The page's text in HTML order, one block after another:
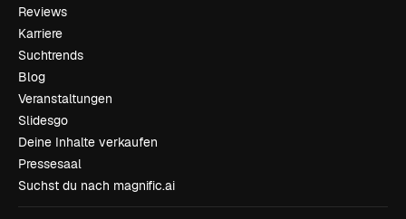
Reviews
Karriere
Suchtrends
Blog
Veranstaltungen
Slidesgo
Deine Inhalte verkaufen
Pressesaal
Suchst du nach magnific.ai